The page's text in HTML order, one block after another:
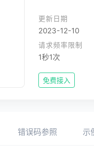
更新日期
2023-12-10
请求频率限制
1秒1次
免费接入
错误码参照 示